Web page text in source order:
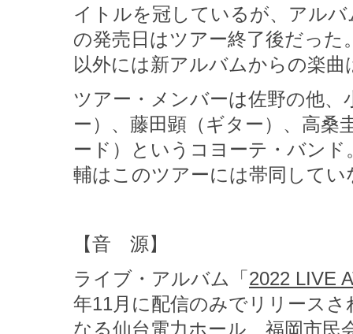
イトルを冠しているが、アル
の発売日はツアー終了後だっ
以外には新アルバムからの楽
ツアー・メンバーは佐野の他
ー）、藤田顕（ギター）、高桑
ード）というコヨーテ・バン
輔はこのツアーには帯同してい
【音 源】
ライブ・アルバム「 2022 LIVE
年11月に配信のみでリリース
なる仙台電力ホール、福岡市